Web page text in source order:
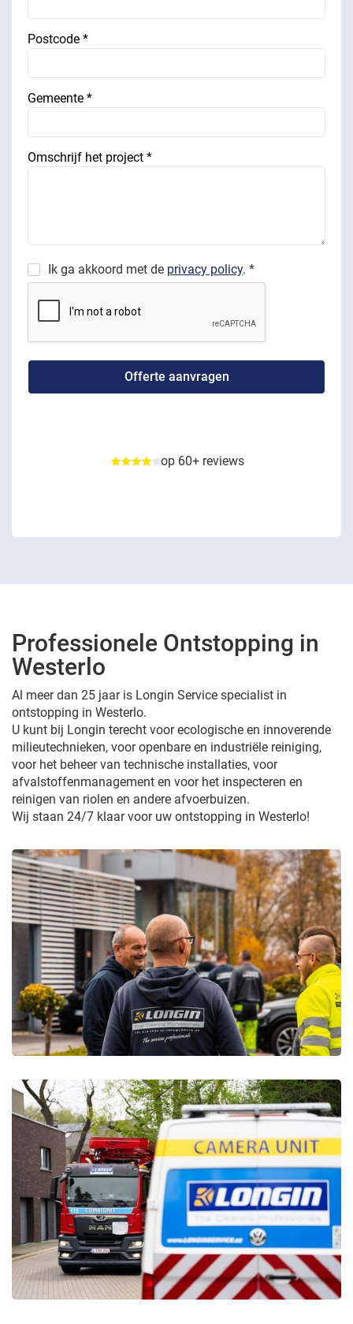
Postcode *
Gemeente *
Omschrijf het project *
Ik ga akkoord met de privacy policy. *
op 60+ reviews
Professionele Ontstopping in
Westerlo
Al meer dan 25 jaar is Longin Service specialist in
ontstopping in Westerlo.
U kunt bij Longin terecht voor ecologische en innoverende
milieutechnieken, voor openbare en industriële reiniging,
voor het beheer van technische installaties, voor
afvalstoffenmanagement en voor het inspecteren en
reinigen van riolen en andere afvoerbuizen.
Wij staan 24/7 klaar voor uw ontstopping in Westerlo!